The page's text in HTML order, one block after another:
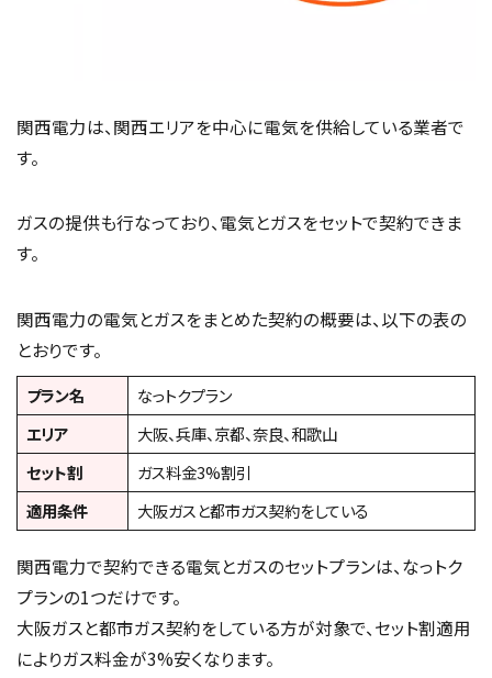
関西電力は、関西エリアを中心に電気を供給している業者で
す。
ガスの提供も行なっており、電気とガスをセットで契約できま
す。
関西電力の電気とガスをまとめた契約の概要は、以下の表の
とおりです。
プラン名
なっトクプラン
エリア
大阪、兵庫、京都、奈良、和歌山
セット割
ガス料金3%割引
適用条件
大阪ガスと都市ガス契約をしている
関西電力で契約できる電気とガスのセットプランは、なっトク
プランの1つだけです。
大阪ガスと都市ガス契約をしている方が対象で、セット割適用
によりガス料金が3%安くなります。